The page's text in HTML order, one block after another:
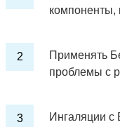
компоненты,
Применять
проблемы с
Ингаляции с